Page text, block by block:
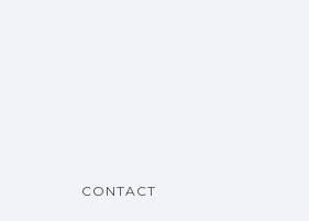
CONTACT